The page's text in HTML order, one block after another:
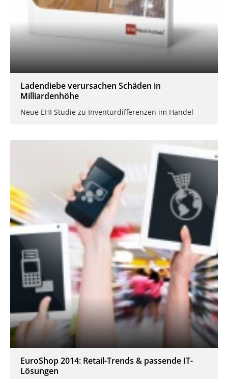
Ladendiebe verursachen Schäden in
Milliardenhöhe
Neue EHI Studie zu Inventurdifferenzen im Handel
EuroShop 2014: Retail-Trends & passende IT-
Lösungen